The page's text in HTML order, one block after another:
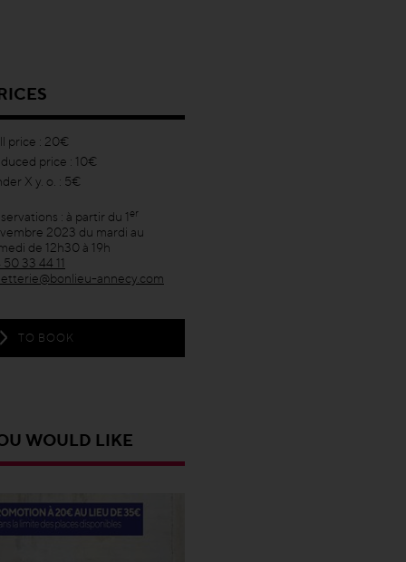
price : 20€
price : 10€
X y. o. : 5€
: à partir du 1er
2023 du mardi au
de 12h30 à 19h
33 44 11
annecy.com
TO BOOK
WOULD LIKE